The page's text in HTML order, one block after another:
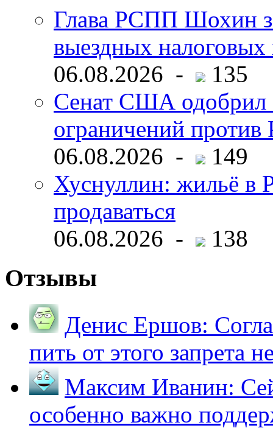
Глава РСПП Шохин
выездных налоговых
06.08.2026 -
135
Сенат США одобрил
ограничений
06.08.2026 -
149
Хуснуллин: жильё в
продаваться
06.08.2026 -
138
Отзывы
Денис Ершов:
пить от этого запрета
Максим Иванин:
особенно важно